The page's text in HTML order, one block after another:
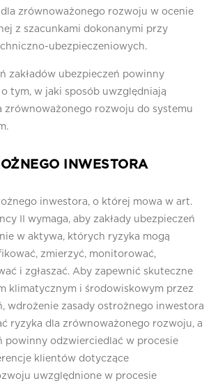
zrównoważonego rozwoju w ocenie
z szacunkami dokonanymi przy
ubezpieczeniowych.
zakładów ubezpieczeń powinny
tym, w jaki sposób uwzględniają
zrównoważonego rozwoju do systemu
INWESTORA
inwestora, o której mowa w art.
II wymaga, aby zakłady ubezpieczeń
w aktywa, których ryzyka mogą
zmierzyć, monitorować,
i zgłaszać. Aby zapewnić skuteczne
klimatycznym i środowiskowym przez
wdrożenie zasady ostrożnego inwestora
ryzyka dla zrównoważonego rozwoju, a
powinny odzwierciedlać w procesie
klientów dotyczące
uwzględnione w procesie